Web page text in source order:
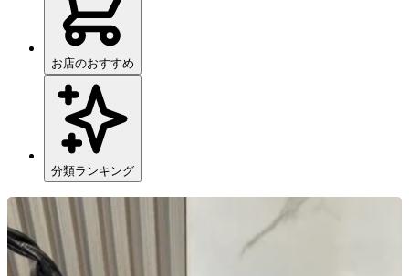
お店のおすすめ
分類ランキング